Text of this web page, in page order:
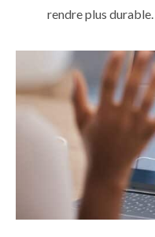
rendre plus durable.